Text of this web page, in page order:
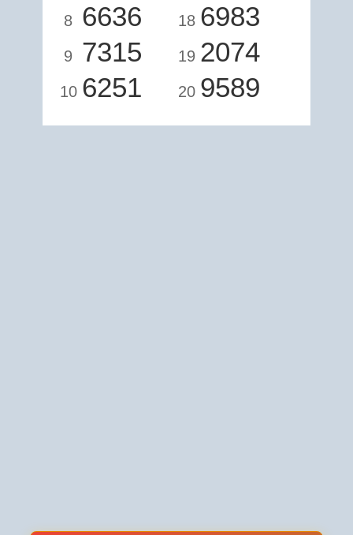
8 6636
9 7315
10 6251
18 6983
19 2074
20 9589